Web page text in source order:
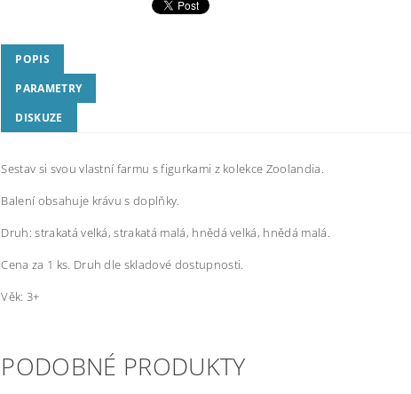
POPIS
PARAMETRY
DISKUZE
Sestav si svou vlastní farmu s figurkami z kolekce Zoolandia.
Balení obsahuje krávu s doplňky.
Druh: strakatá velká, strakatá malá, hnědá velká, hnědá malá.
Cena za 1 ks. Druh dle skladové dostupnosti.
Věk: 3+
PODOBNÉ PRODUKTY